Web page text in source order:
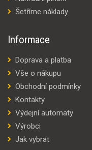
Šetříme náklady
Informace
Doprava a platba
Vše o nákupu
Obchodní podmínky
Kontakty
Výdejní automaty
Výrobci
Jak vybrat